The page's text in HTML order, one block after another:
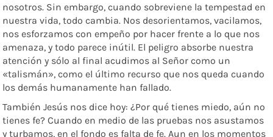
nosotros. Sin embargo, cuando sobreviene la tempestad en
nuestra vida, todo cambia. Nos desorientamos, vacilamos,
nos esforzamos con empeño por hacer frente a lo que nos
amenaza, y todo parece inútil. El peligro absorbe nuestra
atención y sólo al final acudimos al Señor como un
«talismán», como el último recurso que nos queda cuando
los demás humanamente han fallado.
También Jesús nos dice hoy: ¿Por qué tienes miedo, aún no
tienes fe? Cuando en medio de las pruebas nos asustamos
y turbamos, en el fondo es falta de fe. Aun en los momentos